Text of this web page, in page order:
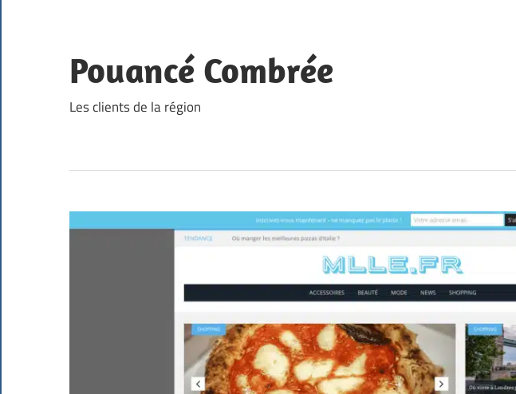
content
Pouancé Combrée
Les clients de la région